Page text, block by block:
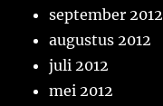
september 2012
augustus 2012
juli 2012
mei 2012